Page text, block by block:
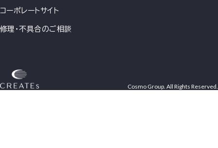
コーポレートサイト
修理・不具合のご相談
Cosmo Group. All Rights Reserved.